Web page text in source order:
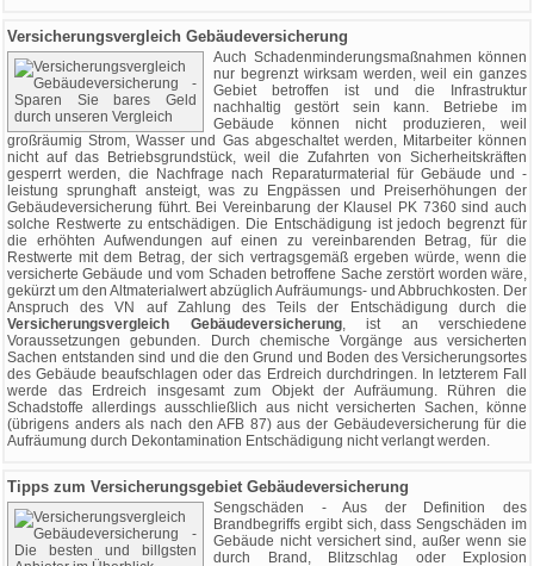
Versicherungsvergleich Gebäudeversicherung
Auch Schadenminderungsmaßnahmen können
nur begrenzt wirksam werden, weil ein ganzes
Gebiet betroffen ist und die Infrastruktur
nachhaltig gestört sein kann. Betriebe im
Gebäude können nicht produzieren, weil
großräumig Strom, Wasser und Gas abgeschaltet werden, Mitarbeiter können
nicht auf das Betriebsgrundstück, weil die Zufahrten von Sicherheitskräften
gesperrt werden, die Nachfrage nach Reparaturmaterial für Gebäude und -
leistung sprunghaft ansteigt, was zu Engpässen und Preiserhöhungen der
Gebäudeversicherung führt. Bei Vereinbarung der Klausel PK 7360 sind auch
solche Restwerte zu entschädigen. Die Entschädigung ist jedoch begrenzt für
die erhöhten Aufwendungen auf einen zu vereinbarenden Betrag, für die
Restwerte mit dem Betrag, der sich vertragsgemäß ergeben würde, wenn die
versicherte Gebäude und vom Schaden betroffene Sache zerstört worden wäre,
gekürzt um den Altmaterialwert abzüglich Aufräumungs- und Abbruchkosten. Der
Anspruch des VN auf Zahlung des Teils der Entschädigung durch die
Versicherungsvergleich Gebäudeversicherung, ist an verschiedene
Voraussetzungen gebunden. Durch chemische Vorgänge aus versicherten
Sachen entstanden sind und die den Grund und Boden des Versicherungsortes
des Gebäude beaufschlagen oder das Erdreich durchdringen. In letzterem Fall
werde das Erdreich insgesamt zum Objekt der Aufräumung. Rühren die
Schadstoffe allerdings ausschließlich aus nicht versicherten Sachen, könne
(übrigens anders als nach den AFB 87) aus der Gebäudeversicherung für die
Aufräumung durch Dekontamination Entschädigung nicht verlangt werden.
Tipps zum Versicherungsgebiet Gebäudeversicherung
Sengschäden - Aus der Definition des
Brandbegriffs ergibt sich, dass Sengschäden im
Gebäude nicht versichert sind, außer wenn sie
durch Brand, Blitzschlag oder Explosion